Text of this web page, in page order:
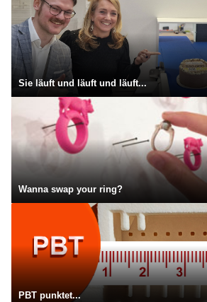
Sie läuft und läuft und läuft...
Wanna swap your ring?
PBT punktet...